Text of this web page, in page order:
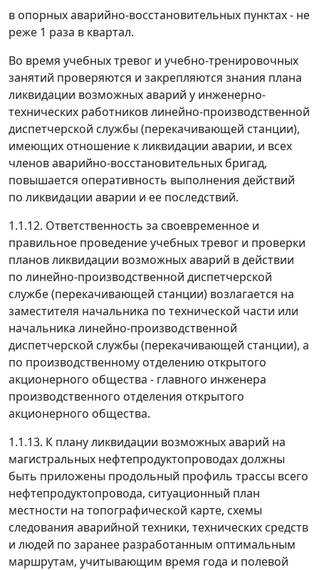
в опорных аварийно-восстановительных пунктах - не
реже 1 раза в квартал.
Во время учебных тревог и учебно-тренировочных
занятий проверяются и закрепляются знания плана
ликвидации возможных аварий у инженерно-
технических работников линейно-производственной
диспетчерской службы (перекачивающей станции),
имеющих отношение к ликвидации аварии, и всех
членов аварийно-восстановительных бригад,
повышается оперативность выполнения действий
по ликвидации аварии и ее последствий.
1.1.12. Ответственность за своевременное и
правильное проведение учебных тревог и проверки
планов ликвидации возможных аварий в действии
по линейно-производственной диспетчерской
службе (перекачивающей станции) возлагается на
заместителя начальника по технической части или
начальника линейно-производственной
диспетчерской службы (перекачивающей станции), а
по производственному отделению открытого
акционерного общества - главного инженера
производственного отделения открытого
акционерного общества.
1.1.13. К плану ликвидации возможных аварий на
магистральных нефтепродуктопроводах должны
быть приложены продольный профиль трассы всего
нефтепродуктопровода, ситуационный план
местности на топографической карте, схемы
следования аварийной техники, технических средств
и людей по заранее разработанным оптимальным
маршрутам, учитывающим время года и полевой